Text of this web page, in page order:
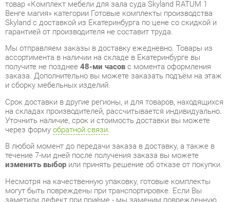
Мы отправляем заказы в доставку ежедневно. Товары из
ассортимента в наличии на складе в Екатеринбурге вы
получите не позднее 48-ми часовс момента оформления
заказа. Дополнительно вы можете заказать подъём на этаж
и сборку мебельных изделий.
Срок доставки в другие регионы, и для товаров, находящихся
на складах производителей, рассчитывается индивидуально.
Уточнить наличие, срок и стоимость доставки вы можете
через формуобратной связи.
В любой момент до передачи заказа в доставку, а также в
течение 7-ми дней после получения заказа вы можете
изменить выборили принять решение об отказе от покупки.
Несмотря на качественную упаковку, готовые комплекты
заметили дефект при приёме - мы заменим поврежденную
деталь.Повторная доставкатовара -бесплатна.
распространяетсягарантия 1 год, а на некоторые модели – 2
года с момента приобретения.